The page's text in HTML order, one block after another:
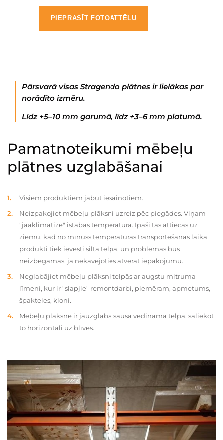
PIEPRASĪT FOTOATTĒLU
Pārsvarā visas Stragendo plātnes ir lielākas par
norādīto izmēru.
Līdz +5–10 mm garumā, līdz +3–6 mm platumā.
Pamatnoteikumi mēbeļu
plātnes uzglabāšanai
Visiem produktiem jābūt iesaiņotiem.
Neizpakojiet mēbeļu plāksni uzreiz pēc piegādes. Viņam
"jāaklimatizē" istabas temperatūrā. Īpaši tas attiecas uz
ziemu, kad no mīnuss temperatūras transportēšanas laikā
produkti tiek ievesti siltā telpā, un problēmas būs
neizbēgamas, ja nekavējoties atverat iepakojumu.
Neglabājiet mēbeļu plāksni telpās ar augstu mitruma
līmeni, kur ir "slapjie" remontdarbi, piemēram, apmetums,
špakteles, kloni.
Mēbeļu plāksne ir jāuzglabā sausā vēdināmā telpā, saliekot
to horizontāli uz blīves.